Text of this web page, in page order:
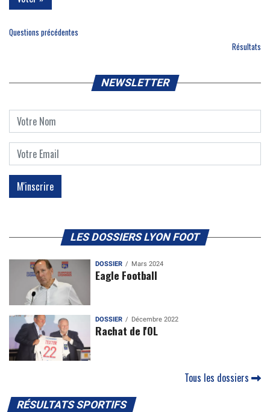
Questions précédentes
Résultats
NEWSLETTER
LES DOSSIERS LYON FOOT
DOSSIER Mars 2024
Eagle Football
DOSSIER Décembre 2022
Rachat de l'OL
Tous les dossiers
RÉSULTATS SPORTIFS